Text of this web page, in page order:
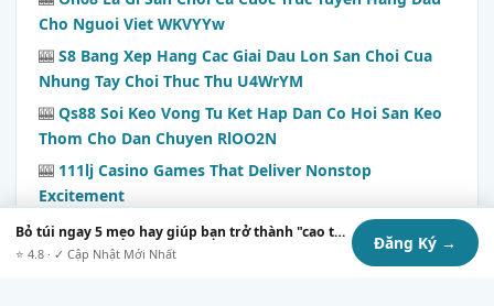
Cho Nguoi Viet WKVYYw
🎰 S8 Bang Xep Hang Cac Giai Dau Lon San Choi Cua
Nhung Tay Choi Thuc Thu U4WrYM
🎰 Qs88 Soi Keo Vong Tu Ket Hap Dan Co Hoi San Keo
Thom Cho Dan Chuyen RlOO2N
🎰 111lj Casino Games That Deliver Nonstop
Excitement
🎰 mb666.info Review: Casino Innovations Tested from
First Click to Cashout
Bỏ túi ngay 5 mẹo hay giúp bạn trở thành "cao thủ" săn deal s8 top
⭐ 4.8 · ✓ Cập Nhật Mới Nhất
Đăng Ký →